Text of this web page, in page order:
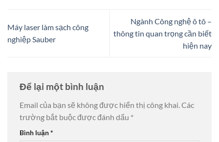
Máy laser làm sạch công
nghiệp Sauber
Ngành Công nghệ ô tô –
thông tin quan trọng cần biết
hiện nay
Để lại một bình luận
Email của bạn sẽ không được hiển thị công khai. Các
trường bắt buộc được đánh dấu *
Bình luận*